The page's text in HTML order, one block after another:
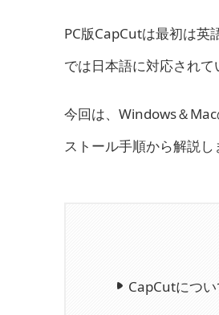
PC版CapCutは最初は英
では日本語に対応されて
今回は、Windows＆
ストール手順から解説し
CapCutについ